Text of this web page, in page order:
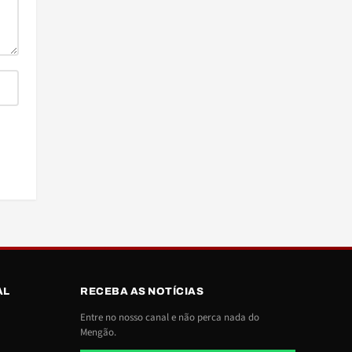
RECEBA AS NOTÍCIAS
Entre no nosso canal e não perca nada do
Mengão.